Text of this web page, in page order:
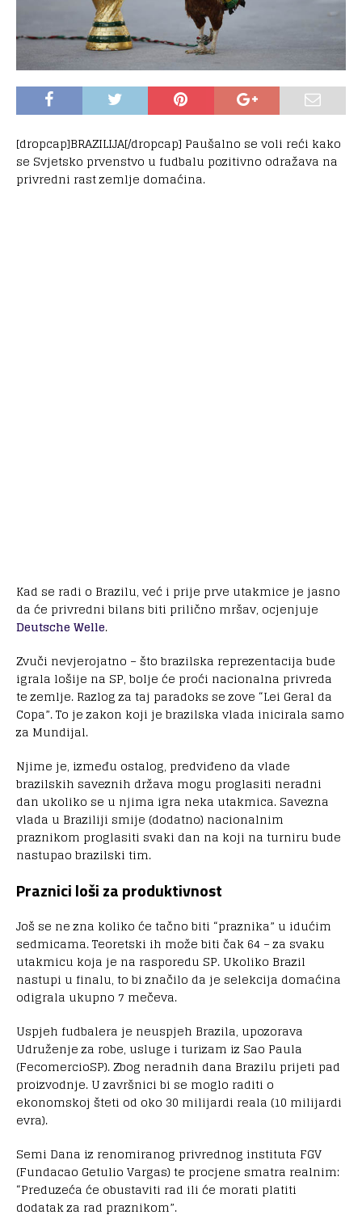
[dropcap]BRAZILIJA[/dropcap] Paušalno se voli reći kako
se Svjetsko prvenstvo u fudbalu pozitivno odražava na
privredni rast zemlje domaćina.
Kad se radi o Brazilu, već i prije prve utakmice je jasno
da će privredni bilans biti prilično mršav, ocjenjuje
Deutsche Welle.
Zvuči nevjerojatno – što brazilska reprezentacija bude
igrala lošije na SP, bolje će proći nacionalna privreda
te zemlje. Razlog za taj paradoks se zove “Lei Geral da
Copa”. To je zakon koji je brazilska vlada inicirala samo
za Mundijal.
Njime je, između ostalog, predviđeno da vlade
brazilskih saveznih država mogu proglasiti neradni
dan ukoliko se u njima igra neka utakmica. Savezna
vlada u Braziliji smije (dodatno) nacionalnim
praznikom proglasiti svaki dan na koji na turniru bude
nastupao brazilski tim.
Praznici loši za produktivnost
Još se ne zna koliko će tačno biti “praznika” u idućim
sedmicama. Teoretski ih može biti čak 64 – za svaku
utakmicu koja je na rasporedu SP. Ukoliko Brazil
nastupi u finalu, to bi značilo da je selekcija domaćina
odigrala ukupno 7 mečeva.
Uspjeh fudbalera je neuspjeh Brazila, upozorava
Udruženje za robe, usluge i turizam iz Sao Paula
(FecomercioSP). Zbog neradnih dana Brazilu prijeti pad
proizvodnje. U završnici bi se moglo raditi o
ekonomskoj šteti od oko 30 milijardi reala (10 milijardi
evra).
Semi Dana iz renomiranog privrednog instituta FGV
(Fundacao Getulio Vargas) te procjene smatra realnim:
“Preduzeća će obustaviti rad ili će morati platiti
dodatak za rad praznikom”.